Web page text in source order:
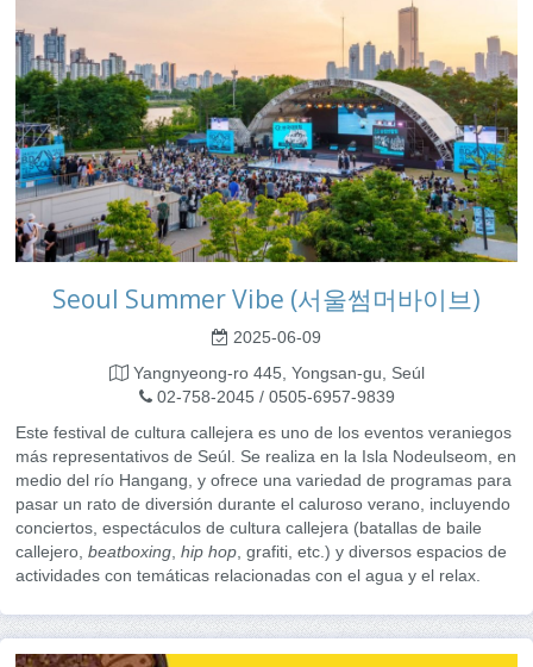
Seoul Summer Vibe (서울썸머바이브)
2025-06-09
Yangnyeong-ro 445, Yongsan-gu, Seúl
02-758-2045 / 0505-6957-9839
Este festival de cultura callejera es uno de los eventos veraniegos
más representativos de Seúl. Se realiza en la Isla Nodeulseom, en
medio del río Hangang, y ofrece una variedad de programas para
pasar un rato de diversión durante el caluroso verano, incluyendo
conciertos, espectáculos de cultura callejera (batallas de baile
callejero, beatboxing, hip hop, grafiti, etc.) y diversos espacios de
actividades con temáticas relacionadas con el agua y el relax.